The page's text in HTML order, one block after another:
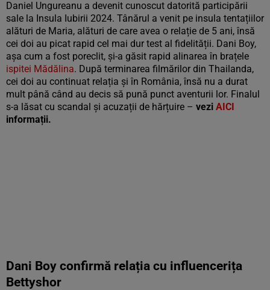
Daniel Ungureanu a devenit cunoscut datorită participării
sale la Insula Iubirii 2024. Tânărul a venit pe insula tentațiilor
alături de Maria, alături de care avea o relație de 5 ani, însă
cei doi au picat rapid cel mai dur test al fidelității. Dani Boy,
așa cum a fost poreclit, și-a găsit rapid alinarea în brațele
ispitei Mădălina. După terminarea filmărilor din Thailanda,
cei doi au continuat relația și în România, însă nu a durat
mult până când au decis să pună punct aventurii lor. Finalul
s-a lăsat cu scandal și acuzații de hărțuire – vezi AICI
informații.
Dani Boy confirmă relația cu influencerița
Bettyshor